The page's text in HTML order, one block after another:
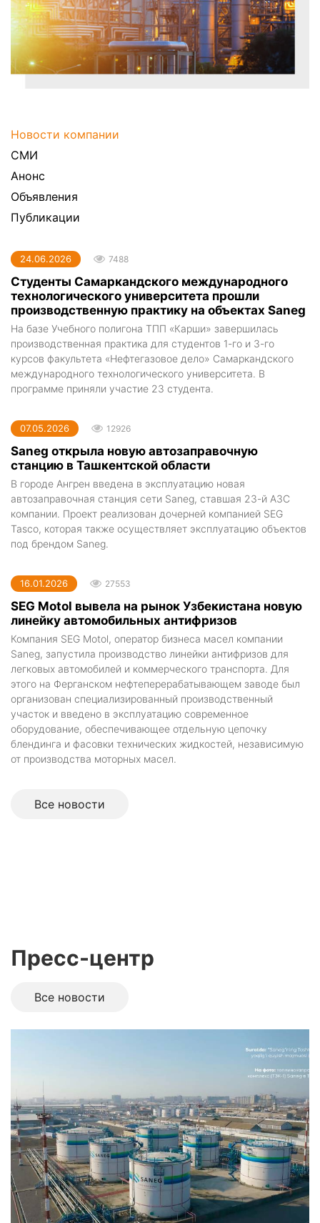
Новости компании
СМИ
Анонс
Объявления
Публикации
24.06.2026 7488
Студенты Самаркандского международного
технологического университета прошли
производственную практику на объектах Saneg
На базе Учебного полигона ТПП «Карши» завершилась
производственная практика для студентов 1-го и 3-го
курсов факультета «Нефтегазовое дело» Самаркандского
международного технологического университета. В
программе приняли участие 23 студента.
07.05.2026 12926
Saneg открыла новую автозаправочную
станцию в Ташкентской области
В городе Ангрен введена в эксплуатацию новая
автозаправочная станция сети Saneg, ставшая 23-й АЗС
компании. Проект реализован дочерней компанией SEG
Tasco, которая также осуществляет эксплуатацию объектов
под брендом Saneg.
16.01.2026 27553
SEG Motol вывела на рынок Узбекистана новую
линейку автомобильных антифризов
Компания SEG Motol, оператор бизнеса масел компании
Saneg, запустила производство линейки антифризов для
легковых автомобилей и коммерческого транспорта. Для
этого на Ферганском нефтеперерабатывающем заводе был
организован специализированный производственный
участок и введено в эксплуатацию современное
оборудование, обеспечивающее отдельную цепочку
блендинга и фасовки технических жидкостей, независимую
от производства моторных масел.
Все новоcти
Пресс-центр
Все новоcти